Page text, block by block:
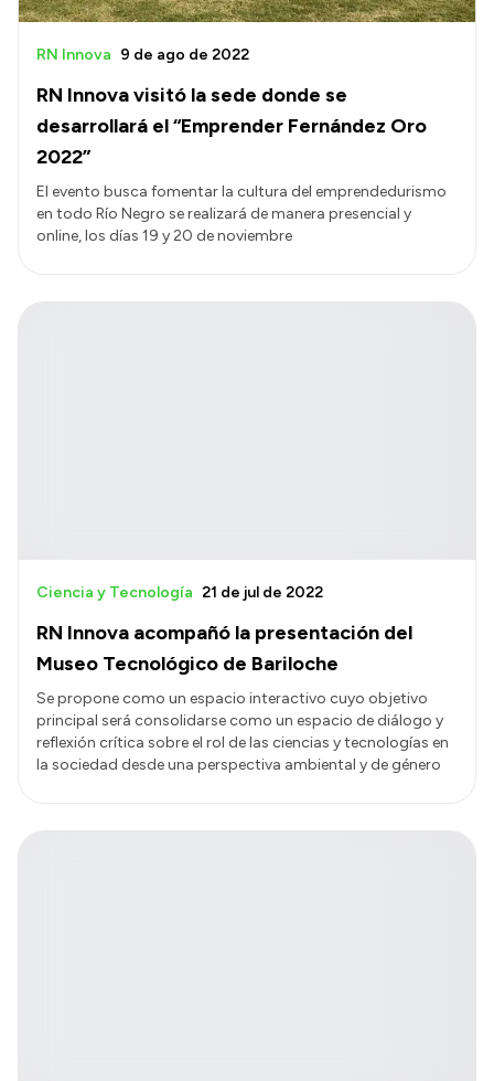
RN Innova visitó la sede donde se
desarrollará el “Emprender Fernández Oro
2022”
RN Innova 9 de ago de 2022
El evento busca fomentar la cultura del emprendedurismo
en todo Río Negro se realizará de manera presencial y
online, los días 19 y 20 de noviembre
RN Innova acompañó la presentación del
Museo Tecnológico de Bariloche
Ciencia y Tecnología 21 de jul de 2022
Se propone como un espacio interactivo cuyo objetivo
principal será consolidarse como un espacio de diálogo y
reflexión crítica sobre el rol de las ciencias y tecnologías en
la sociedad desde una perspectiva ambiental y de género